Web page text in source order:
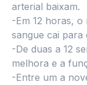
arterial baixam.
-Em 12 horas,
sangue cai para
-De duas a 12
melhora e a
-Entre um a